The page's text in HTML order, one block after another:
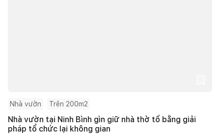
Nhà vườn Trên 200m2
Nhà vườn tại Ninh Bình gìn giữ nhà thờ tổ bằng giải
pháp tổ chức lại không gian